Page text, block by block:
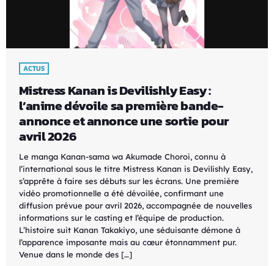
ACTUS
Mistress Kanan is Devilishly Easy :
l’anime dévoile sa première bande-
annonce et annonce une sortie pour
avril 2026
Le manga Kanan-sama wa Akumade Choroi, connu à
l’international sous le titre Mistress Kanan is Devilishly Easy,
s’apprête à faire ses débuts sur les écrans. Une première
vidéo promotionnelle a été dévoilée, confirmant une
diffusion prévue pour avril 2026, accompagnée de nouvelles
informations sur le casting et l’équipe de production.
L’histoire suit Kanan Takakiyo, une séduisante démone à
l’apparence imposante mais au cœur étonnamment pur.
Venue dans le monde des […]